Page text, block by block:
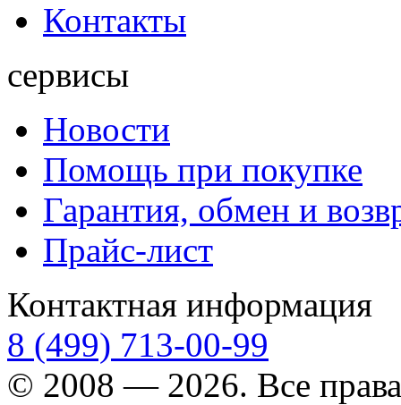
Контакты
сервисы
Новости
Помощь при покупке
Гарантия, обмен и
Прайс-лист
Контактная информация
8 (499) 713-00-99
© 2008 — 2026. Все